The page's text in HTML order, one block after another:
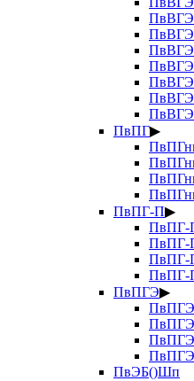
ПвПГ▶
ПвПГ-П▶
ПвПГ-
ПвПГ-
ПвПГ-
ПвПГ-
ПвПГЭ▶
ПвЭБ()Шп